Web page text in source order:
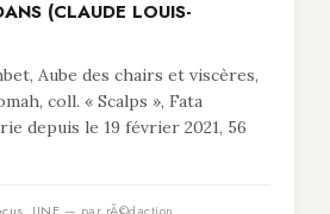
(CLAUDE LOUIS-
Aube des chairs et viscères,
coll. « Scalps », Fata
depuis le 19 février 2021, 56